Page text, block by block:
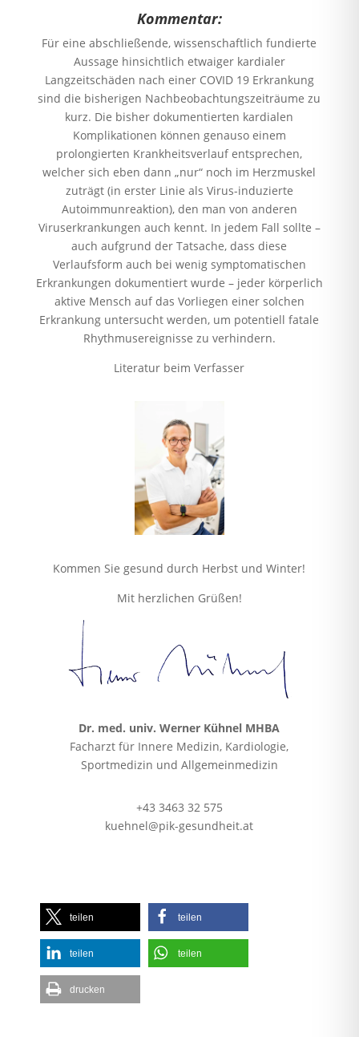
Kommentar:
Für eine abschließende, wissenschaftlich fundierte
Aussage hinsichtlich etwaiger kardialer
Langzeitschäden nach einer COVID 19 Erkrankung
sind die bisherigen Nachbeobachtungszeiträume zu
kurz. Die bisher dokumentierten kardialen
Komplikationen können genauso einem
prolongierten Krankheitsverlauf entsprechen,
welcher sich eben dann „nur“ noch im Herzmuskel
zuträgt (in erster Linie als Virus-induzierte
Autoimmunreaktion), den man von anderen
Viruserkrankungen auch kennt. In jedem Fall sollte –
auch aufgrund der Tatsache, dass diese
Verlaufsform auch bei wenig symptomatischen
Erkrankungen dokumentiert wurde – jeder körperlich
aktive Mensch auf das Vorliegen einer solchen
Erkrankung untersucht werden, um potentiell fatale
Rhythmusereignisse zu verhindern.
Literatur beim Verfasser
Kommen Sie gesund durch Herbst und Winter!
Mit herzlichen Grüßen!
Dr. med. univ. Werner Kühnel MHBA
Facharzt für Innere Medizin, Kardiologie,
Sportmedizin und Allgemeinmedizin
+43 3463 32 575
kuehnel@pik-gesundheit.at
teilen teilen
teilen teilen
drucken